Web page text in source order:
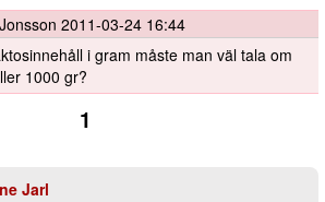
2011-03-24 16:44
i gram måste man väl tala om
1000 gr?
1
Jarl